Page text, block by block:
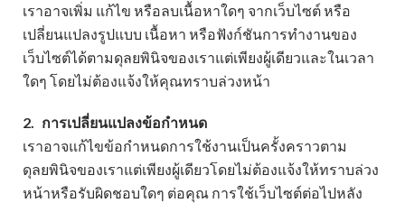
เราอาจเพิ่ม แก้ไข หรือลบเนื้อหาใดๆ จากเว็บไซต์ หรือ
เปลี่ยนแปลงรูปแบบ เนื้อหา หรือฟังก์ชันการทำงานของ
เว็บไซต์ได้ตามดุลยพินิจของเราแต่เพียงผู้เดียวและในเวลา
ใดๆ โดยไม่ต้องแจ้งให้คุณทราบล่วงหน้า
2. การเปลี่ยนแปลงข้อกำหนด
เราอาจแก้ไขข้อกำหนดการใช้งานเป็นครั้งคราวตาม
ดุลยพินิจของเราแต่เพียงผู้เดียวโดยไม่ต้องแจ้งให้ทราบล่วง
หน้าหรือรับผิดชอบใดๆ ต่อคุณ การใช้เว็บไซต์ต่อไปหลัง